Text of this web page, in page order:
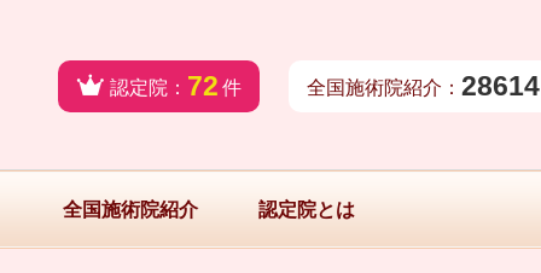
認定院： 72 件 全国施術院紹介： 28614
全国施術院紹介 認定院とは